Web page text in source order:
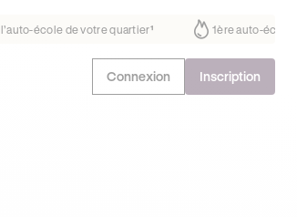
30% moins chère que l’auto-école de votre
Connexion Inscription